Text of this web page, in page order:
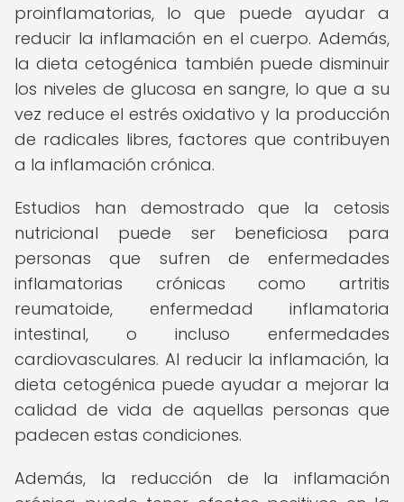
proinflamatorias, lo que puede ayudar a
reducir la inflamación en el cuerpo. Además,
la dieta cetogénica también puede disminuir
los niveles de glucosa en sangre, lo que a su
vez reduce el estrés oxidativo y la producción
de radicales libres, factores que contribuyen
a la inflamación crónica.
Estudios han demostrado que la cetosis
nutricional puede ser beneficiosa para
personas que sufren de enfermedades
inflamatorias crónicas como artritis
reumatoide, enfermedad inflamatoria
intestinal, o incluso enfermedades
cardiovasculares. Al reducir la inflamación, la
dieta cetogénica puede ayudar a mejorar la
calidad de vida de aquellas personas que
padecen estas condiciones.
Además, la reducción de la inflamación